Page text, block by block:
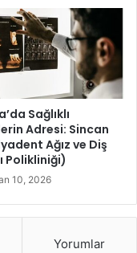
Sağlıklı
Adresi: Sincan
Ağız ve Diş
Polikliniği)
10, 2026
Yorumlar